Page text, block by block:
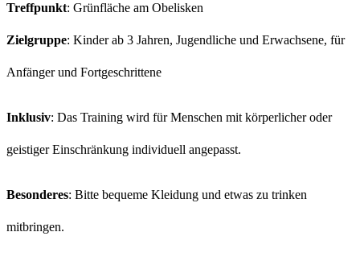
Treffpunkt: Grünfläche am Obelisken
Zielgruppe: Kinder ab 3 Jahren, Jugendliche und Erwachsene, für
Anfänger und Fortgeschrittene
Inklusiv: Das Training wird für Menschen mit körperlicher oder
geistiger Einschränkung individuell angepasst.
Besonderes: Bitte bequeme Kleidung und etwas zu trinken
mitbringen.